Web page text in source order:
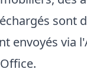
sont
envoyés via